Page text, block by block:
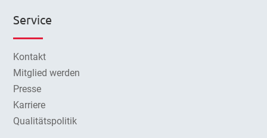
Service
Kontakt
Mitglied werden
Presse
Karriere
Qualitätspolitik